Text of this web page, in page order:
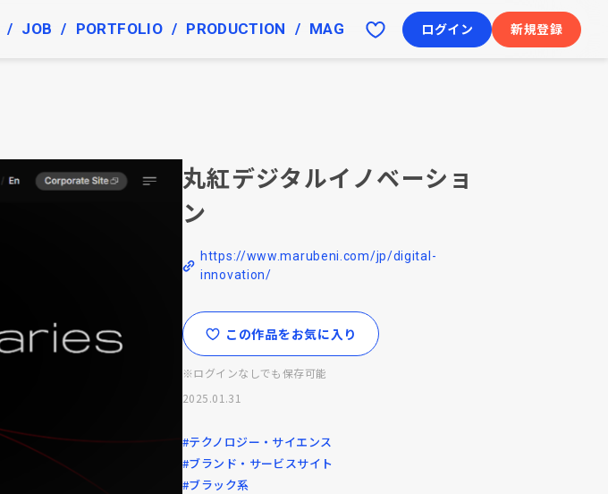
JOB PORTFOLIO PRODUCTION MAG ログイン 新規登録
丸紅デジタルイノベーショ
ン
https://www.marubeni.com/jp/digital-
innovation/
この作品をお気に入り
※ログインなしでも保存可能
2025.01.31
#テクノロジー・サイエンス
#ブランド・サービスサイト
#ブラック系